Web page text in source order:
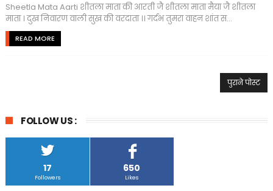
Sheetla Mata Aarti शीतला माता की आरती जै शीतला माता मैया जै शीतला
माता । दुख निवारण वाली सुख की वरदाता ।। गर्दभ तुमरा वाहन शांत स...
READ MORE
पुराने पोस्ट
FOLLOW US :
17
Followers
650
Likes